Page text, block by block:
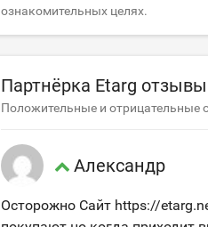
Партнёрка Etarg отзывы
Положительные и отрицательные
Александр
Осторожно Сайт https://
ознакомительных целях.